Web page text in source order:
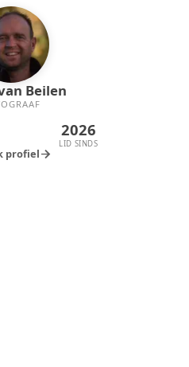
Beilen
2026
LID SINDS
profielarrow_forward